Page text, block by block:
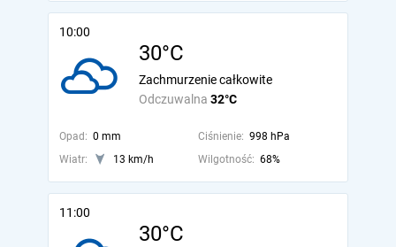
10:00
30°C
Odczuwalna 32°C
Zachmurzenie całkowite
Opad: 0 mm Ciśnienie: 998 hPa
Wiatr:
13 km/h Wilgotność: 68%
11:00
30°C